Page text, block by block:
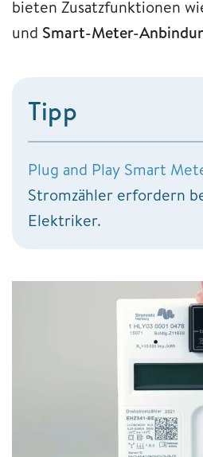
bieten Zusatzfunktionen
und Smart-Meter-
Tipp
Plug and Play Smart
Stromzähler erfordern
Elektriker.